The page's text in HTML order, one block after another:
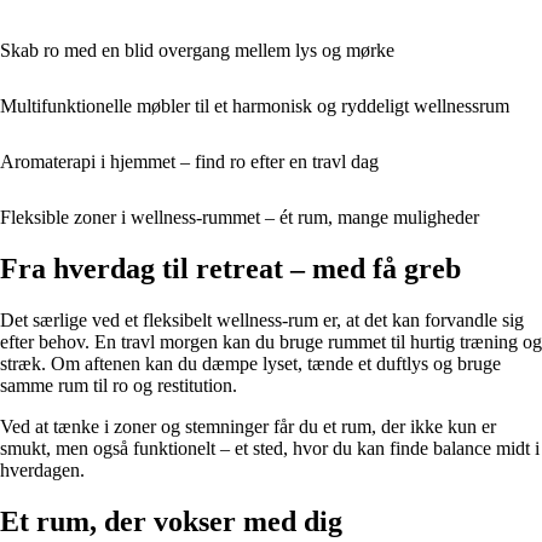
Skab ro med en blid overgang mellem lys og mørke
Multifunktionelle møbler til et harmonisk og ryddeligt wellnessrum
Aromaterapi i hjemmet – find ro efter en travl dag
Fleksible zoner i wellness-rummet – ét rum, mange muligheder
Fra hverdag til retreat – med få greb
Det særlige ved et fleksibelt wellness-rum er, at det kan forvandle sig
efter behov. En travl morgen kan du bruge rummet til hurtig træning og
stræk. Om aftenen kan du dæmpe lyset, tænde et duftlys og bruge
samme rum til ro og restitution.
Ved at tænke i zoner og stemninger får du et rum, der ikke kun er
smukt, men også funktionelt – et sted, hvor du kan finde balance midt i
hverdagen.
Et rum, der vokser med dig